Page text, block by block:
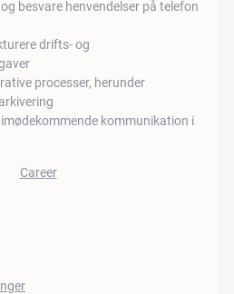
besvare henvendelser på telefon
drifts- og
processer, herunder
kommunikation i